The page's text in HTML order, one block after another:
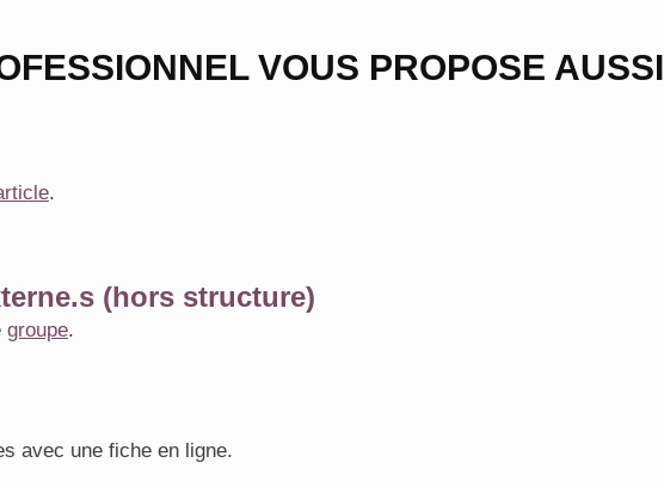
VOUS PROPOSE AUSSI
.
(hors structure)
groupe.
avec une fiche en ligne.